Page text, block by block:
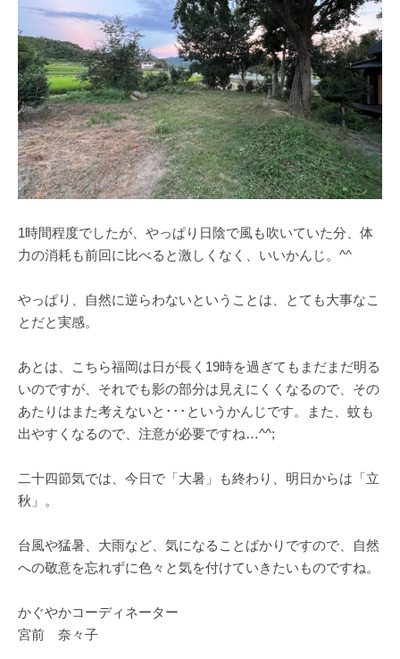
1時間程度でしたが、やっぱり日陰で風も吹いていた分、体
力の消耗も前回に比べると激しくなく、いいかんじ。^^
やっぱり、自然に逆らわないということは、とても大事なこ
とだと実感。
あとは、こちら福岡は日が長く19時を過ぎてもまだまだ明る
いのですが、それでも影の部分は見えにくくなるので、その
あたりはまた考えないと･･･というかんじです。また、蚊も
出やすくなるので、注意が必要ですね…^^;
二十四節気では、今日で「大暑」も終わり、明日からは「立
秋」。
台風や猛暑、大雨など、気になることばかりですので、自然
への敬意を忘れずに色々と気を付けていきたいものですね。
かぐやかコーディネーター
宮前 奈々子